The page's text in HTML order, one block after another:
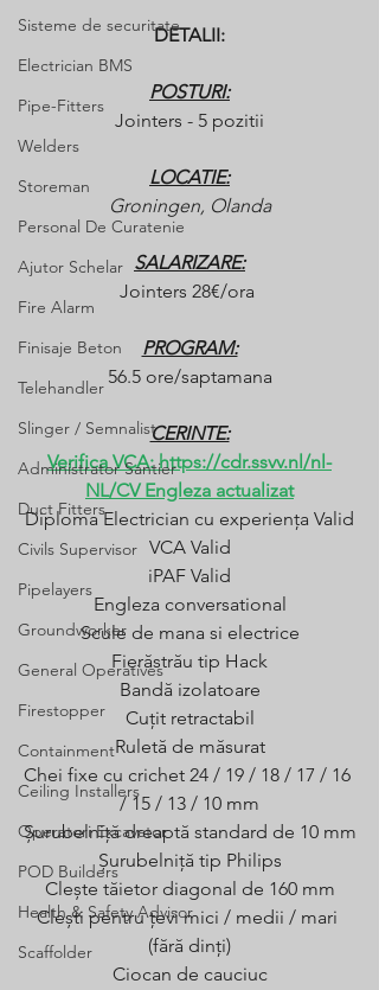
Sisteme de securitate
Electrician BMS
Pipe-Fitters
Welders
Storeman
Personal De Curatenie
Ajutor Schelar
Fire Alarm
Finisaje Beton
Telehandler
Slinger / Semnalist
Administrator Santier
Duct Fitters
Civils Supervisor
Pipelayers
Groundworker
General Operatives
Firestopper
Containment
Ceiling Installers
Operatori Excavator
POD Builders
Health & Safety Advisor
Scaffolder
DETALII:
POSTURI:
Jointers - 5 pozitii
LOCATIE:
Groningen, Olanda
SALARIZARE:
Jointers 28€/ora
PROGRAM:
56.5 ore/saptamana
CERINTE:
Verifica VCA: https://cdr.ssvv.nl/nl-
NL/CV Engleza actualizat
Diploma Electrician cu experiența Valid
VCA Valid
iPAF Valid
Engleza conversational
Scule de mana si electrice
Fierăstrău tip Hack
Bandă izolatoare
Cuțit retractabil
Ruletă de măsurat
Chei fixe cu crichet 24 / 19 / 18 / 17 / 16
/ 15 / 13 / 10 mm
Șurubelniță dreaptă standard de 10 mm
Șurubelniță tip Philips
Clește tăietor diagonal de 160 mm
Clești pentru țevi mici / medii / mari
(fără dinți)
Ciocan de cauciuc